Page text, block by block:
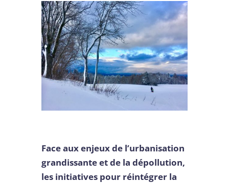
Face aux enjeux de l’urbanisation
grandissante et de la dépollution,
les initiatives pour réintégrer la